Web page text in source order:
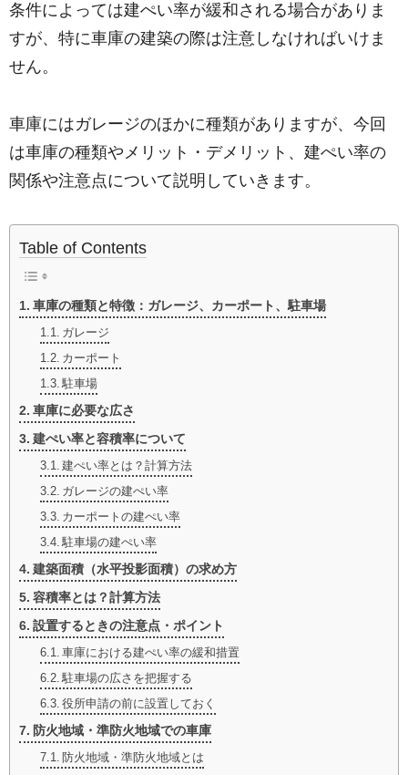
条件によっては建ぺい率が緩和される場合がありま
すが、特に車庫の建築の際は注意しなければいけま
せん。
車庫にはガレージのほかに種類がありますが、今回
は車庫の種類やメリット・デメリット、建ぺい率の
関係や注意点について説明していきます。
Table of Contents
車庫の種類と特徴：ガレージ、カーポート、駐車場
ガレージ
カーポート
駐車場
車庫に必要な広さ
建ぺい率と容積率について
建ぺい率とは？計算方法
ガレージの建ぺい率
カーポートの建ぺい率
駐車場の建ぺい率
建築面積（水平投影面積）の求め方
容積率とは？計算方法
設置するときの注意点・ポイント
車庫における建ぺい率の緩和措置
駐車場の広さを把握する
役所申請の前に設置しておく
防火地域・準防火地域での車庫
防火地域・準防火地域とは